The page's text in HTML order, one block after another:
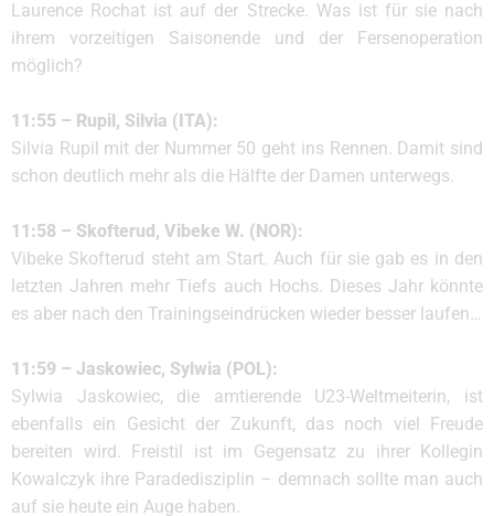
Laurence Rochat ist auf der Strecke. Was ist für sie nach
ihrem vorzeitigen Saisonende und der Fersenoperation
möglich?
11:55 – Rupil, Silvia (ITA):
Silvia Rupil mit der Nummer 50 geht ins Rennen. Damit sind
schon deutlich mehr als die Hälfte der Damen unterwegs.
11:58 – Skofterud, Vibeke W. (NOR):
Vibeke Skofterud steht am Start. Auch für sie gab es in den
letzten Jahren mehr Tiefs auch Hochs. Dieses Jahr könnte
es aber nach den Trainingseindrücken wieder besser laufen…
11:59 – Jaskowiec, Sylwia (POL):
Sylwia Jaskowiec, die amtierende U23-Weltmeiterin, ist
ebenfalls ein Gesicht der Zukunft, das noch viel Freude
bereiten wird. Freistil ist im Gegensatz zu ihrer Kollegin
Kowalczyk ihre Paradedisziplin – demnach sollte man auch
auf sie heute ein Auge haben.